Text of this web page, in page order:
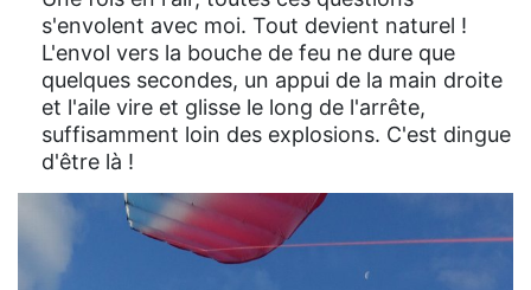
s'envolent avec moi. Tout devient naturel !
L'envol vers la bouche de feu ne dure que
quelques secondes, un appui de la main droite
et l'aile vire et glisse le long de l'arrête,
suffisamment loin des explosions. C'est dingue
d'être là !